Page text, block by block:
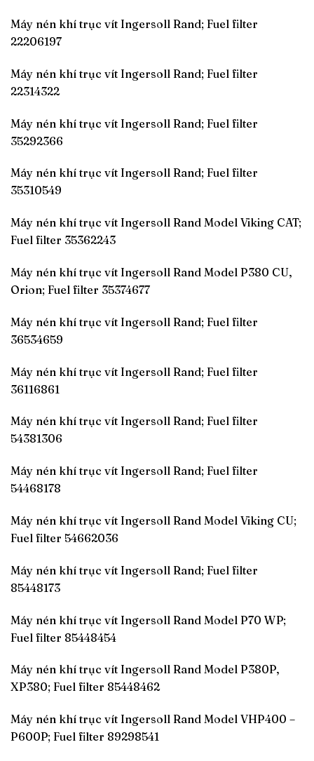
Máy nén khí trục vít Ingersoll Rand; Fuel filter
22206197
Máy nén khí trục vít Ingersoll Rand; Fuel filter
22314322
Máy nén khí trục vít Ingersoll Rand; Fuel filter
35292366
Máy nén khí trục vít Ingersoll Rand; Fuel filter
35310549
Máy nén khí trục vít Ingersoll Rand Model Viking CAT;
Fuel filter 35362243
Máy nén khí trục vít Ingersoll Rand Model P380 CU,
Orion; Fuel filter 35374677
Máy nén khí trục vít Ingersoll Rand; Fuel filter
36534659
Máy nén khí trục vít Ingersoll Rand; Fuel filter
36116861
Máy nén khí trục vít Ingersoll Rand; Fuel filter
54381306
Máy nén khí trục vít Ingersoll Rand; Fuel filter
54468178
Máy nén khí trục vít Ingersoll Rand Model Viking CU;
Fuel filter 54662036
Máy nén khí trục vít Ingersoll Rand; Fuel filter
85448173
Máy nén khí trục vít Ingersoll Rand Model P70 WP;
Fuel filter 85448454
Máy nén khí trục vít Ingersoll Rand Model P380P,
XP380; Fuel filter 85448462
Máy nén khí trục vít Ingersoll Rand Model VHP400 –
P600P; Fuel filter 89298541